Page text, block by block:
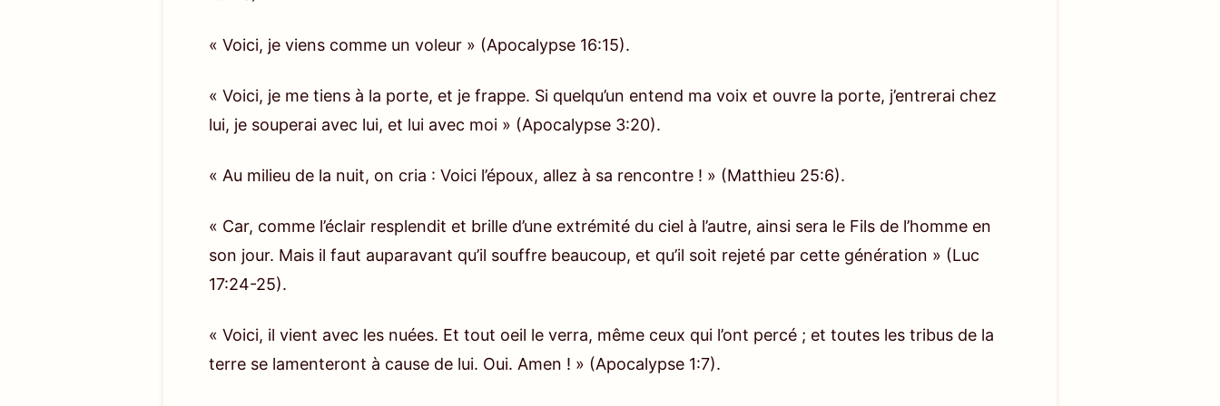
fait qu’Il tient dans Ses mains une calamité sans précédent qu’Il a préparée, une calamité qui sera insupportable pour
la chair et l’âme de l’homme. Cette calamité n’est pas seulement un châtiment de la chair, mais aussi de l’âme. Tu dois
quel type de colère va-t-Il libérer ? Cela ne ressemblera à rien qui ait été connu ou entendu jusqu’ici par aucun être
créé. Je dirais donc que cette calamité est sans précédent et ne se répétera jamais. C’est parce que c’est le plan de
c’est aussi la dernière. Par conséquent, personne ne peut comprendre les intentions minutieuses et l’attente
– La Parole, vol. 1 : L’apparition et l’œuvre de Dieu, Dieu est la source de la vie de l’homme
Les derniers jours sont arrivés et les pays du monde entier sont dans la tourmente. Un désarroi politique, des
monde de l’homme ; le ciel a également envoyé le désastre. Ce sont des signes des derniers jours. Mais pour les
gens, cela semble être un monde de gaieté et de splendeur ; cela le devient de plus en plus, le cœur de tous les gens
« Voici, je viens comme un voleur » (Apocalypse 16:15).
« Voici, je me tiens à la porte, et je frappe. Si quelqu’un entend ma voix et ouvre la porte, j’entrerai chez
lui, je souperai avec lui, et lui avec moi » (Apocalypse 3:20).
« Au milieu de la nuit, on cria : Voici l’époux, allez à sa rencontre ! » (Matthieu 25:6).
« Car, comme l’éclair resplendit et brille d’une extrémité du ciel à l’autre, ainsi sera le Fils de l’homme en
son jour. Mais il faut auparavant qu’il souffre beaucoup, et qu’il soit rejeté par cette génération » (Luc
17:24-25).
« Voici, il vient avec les nuées. Et tout oeil le verra, même ceux qui l’ont percé ; et toutes les tribus de la
terre se lamenteront à cause de lui. Oui. Amen ! » (Apocalypse 1:7).